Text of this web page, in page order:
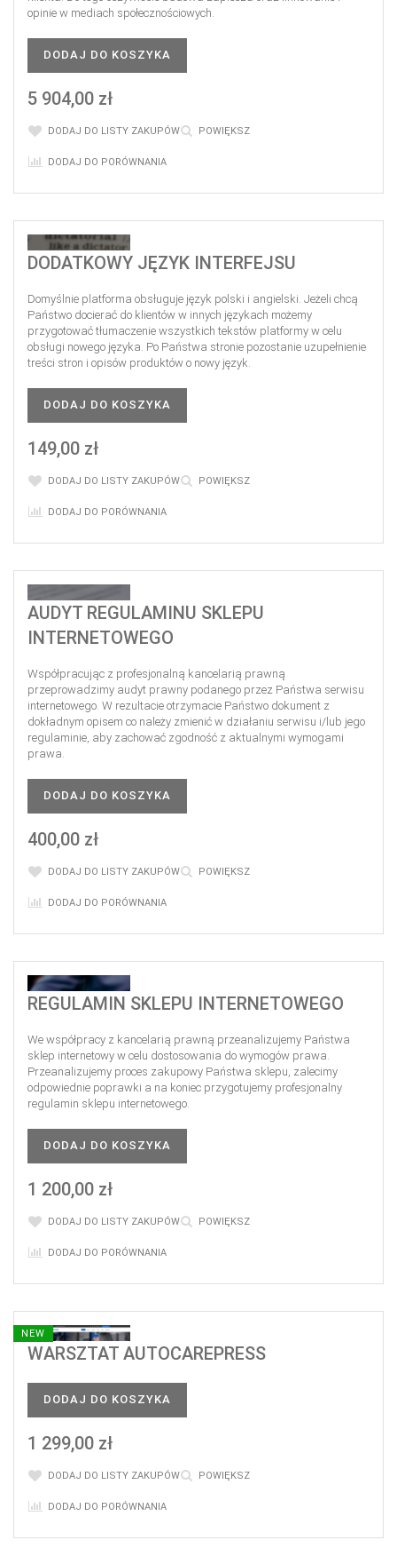
opinie w mediach społecznościowych.
DODAJ DO KOSZYKA
5 904,00 zł
DODAJ DO LISTY ZAKUPÓW POWIĘKSZ
DODAJ DO PORÓWNANIA
DODATKOWY JĘZYK INTERFEJSU
Domyślnie platforma obsługuje język polski i angielski. Jeżeli chcą
Państwo docierać do klientów w innych językach możemy
przygotować tłumaczenie wszystkich tekstów platformy w celu
obsługi nowego języka. Po Państwa stronie pozostanie uzupełnienie
treści stron i opisów produktów o nowy język.
DODAJ DO KOSZYKA
149,00 zł
DODAJ DO LISTY ZAKUPÓW POWIĘKSZ
DODAJ DO PORÓWNANIA
AUDYT REGULAMINU SKLEPU
INTERNETOWEGO
Współpracując z profesjonalną kancelarią prawną
przeprowadzimy audyt prawny podanego przez Państwa serwisu
internetowego. W rezultacie otrzymacie Państwo dokument z
dokładnym opisem co należy zmienić w działaniu serwisu i/lub jego
regulaminie, aby zachować zgodność z aktualnymi wymogami
prawa.
DODAJ DO KOSZYKA
400,00 zł
DODAJ DO LISTY ZAKUPÓW POWIĘKSZ
DODAJ DO PORÓWNANIA
REGULAMIN SKLEPU INTERNETOWEGO
We współpracy z kancelarią prawną przeanalizujemy Państwa
sklep internetowy w celu dostosowania do wymogów prawa.
Przeanalizujemy proces zakupowy Państwa sklepu, zalecimy
odpowiednie poprawki a na koniec przygotujemy profesjonalny
regulamin sklepu internetowego.
DODAJ DO KOSZYKA
1 200,00 zł
DODAJ DO LISTY ZAKUPÓW POWIĘKSZ
DODAJ DO PORÓWNANIA
WARSZTAT AUTOCAREPRESS
DODAJ DO KOSZYKA
1 299,00 zł
DODAJ DO LISTY ZAKUPÓW POWIĘKSZ
DODAJ DO PORÓWNANIA
NEW